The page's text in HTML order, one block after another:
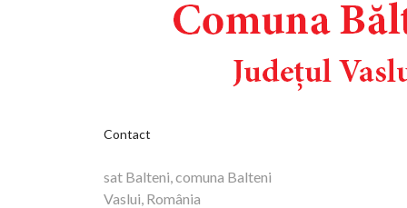
Contact
sat Balteni, comuna Balteni
Vaslui, România